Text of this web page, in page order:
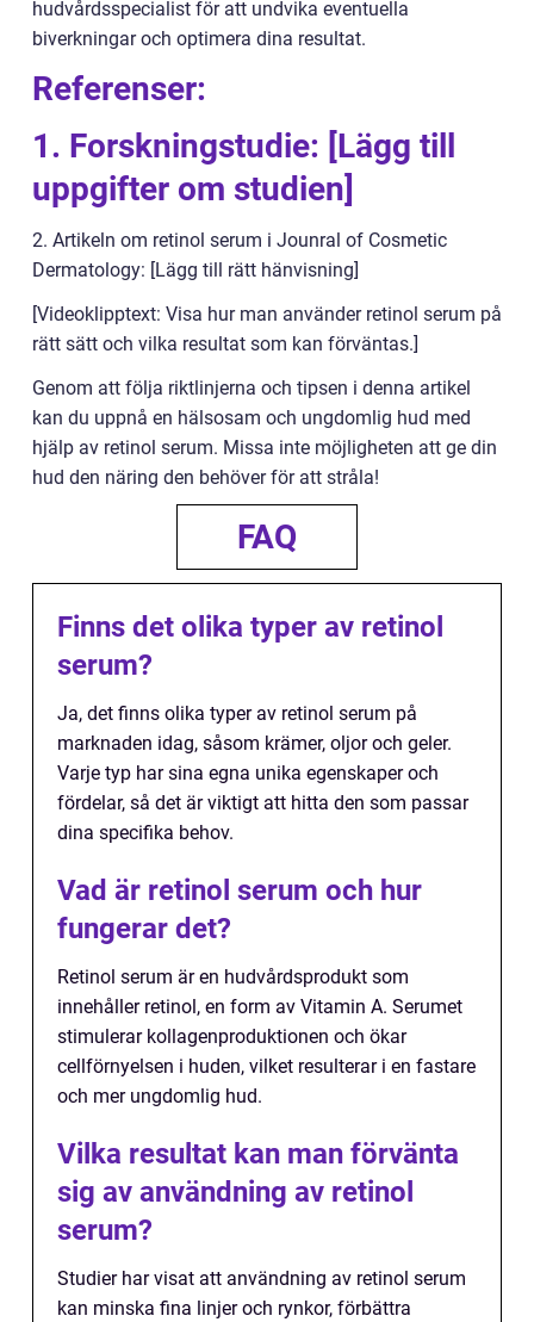
hudvårdsspecialist för att undvika eventuella
biverkningar och optimera dina resultat.
Referenser:
1. Forskningstudie: [Lägg till
uppgifter om studien]
2. Artikeln om retinol serum i Jounral of Cosmetic
Dermatology: [Lägg till rätt hänvisning]
[Videoklipptext: Visa hur man använder retinol serum på
rätt sätt och vilka resultat som kan förväntas.]
Genom att följa riktlinjerna och tipsen i denna artikel
kan du uppnå en hälsosam och ungdomlig hud med
hjälp av retinol serum. Missa inte möjligheten att ge din
hud den näring den behöver för att stråla!
FAQ
Finns det olika typer av retinol
serum?
Ja, det finns olika typer av retinol serum på
marknaden idag, såsom krämer, oljor och geler.
Varje typ har sina egna unika egenskaper och
fördelar, så det är viktigt att hitta den som passar
dina specifika behov.
Vad är retinol serum och hur
fungerar det?
Retinol serum är en hudvårdsprodukt som
innehåller retinol, en form av Vitamin A. Serumet
stimulerar kollagenproduktionen och ökar
cellförnyelsen i huden, vilket resulterar i en fastare
och mer ungdomlig hud.
Vilka resultat kan man förvänta
sig av användning av retinol
serum?
Studier har visat att användning av retinol serum
kan minska fina linjer och rynkor, förbättra